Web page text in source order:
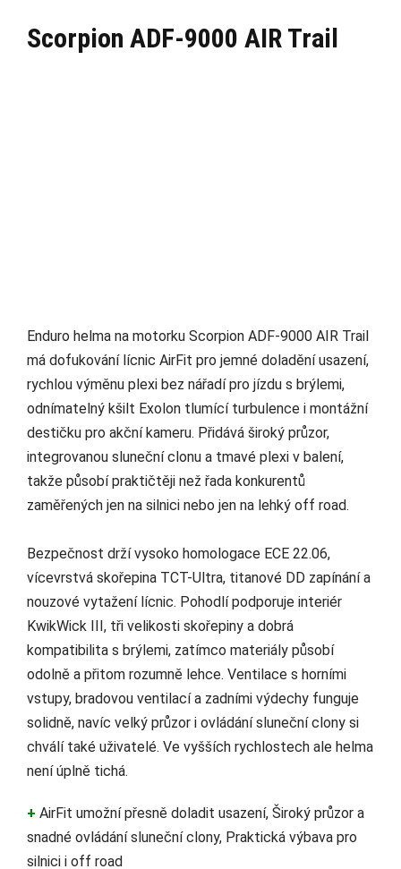
Scorpion ADF-9000 AIR Trail
Enduro helma na motorku Scorpion ADF-9000 AIR Trail
má dofukování lícnic AirFit pro jemné doladění usazení,
rychlou výměnu plexi bez nářadí pro jízdu s brýlemi,
odnímatelný kšilt Exolon tlumící turbulence i montážní
destičku pro akční kameru. Přidává široký průzor,
integrovanou sluneční clonu a tmavé plexi v balení,
takže působí praktičtěji než řada konkurentů
zaměřených jen na silnici nebo jen na lehký off road.
Bezpečnost drží vysoko homologace ECE 22.06,
vícevrstvá skořepina TCT-Ultra, titanové DD zapínání a
nouzové vytažení lícnic. Pohodlí podporuje interiér
KwikWick III, tři velikosti skořepiny a dobrá
kompatibilita s brýlemi, zatímco materiály působí
odolně a přitom rozumně lehce. Ventilace s horními
vstupy, bradovou ventilací a zadními výdechy funguje
solidně, navíc velký průzor i ovládání sluneční clony si
chválí také uživatelé. Ve vyšších rychlostech ale helma
není úplně tichá.
+ AirFit umožní přesně doladit usazení, Široký průzor a
snadné ovládání sluneční clony, Praktická výbava pro
silnici i off road